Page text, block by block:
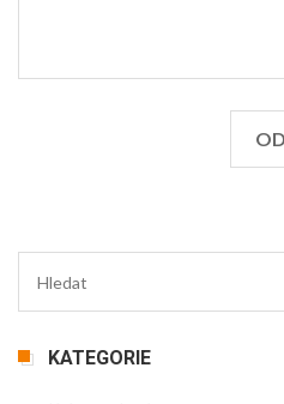
KATEGORIE